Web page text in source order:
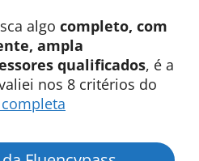
algo completo, com
ampla
qualificados, é a
nos 8 critérios do